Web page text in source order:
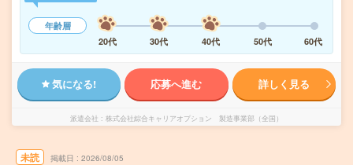
年齢層
20代
30代 40代 50代 60代
気になる! 応募へ進む 詳しく見る
派遣会社 株式会社綜合キャリアオプション 製造事業部（全国）
未読 掲載日 2026/08/05